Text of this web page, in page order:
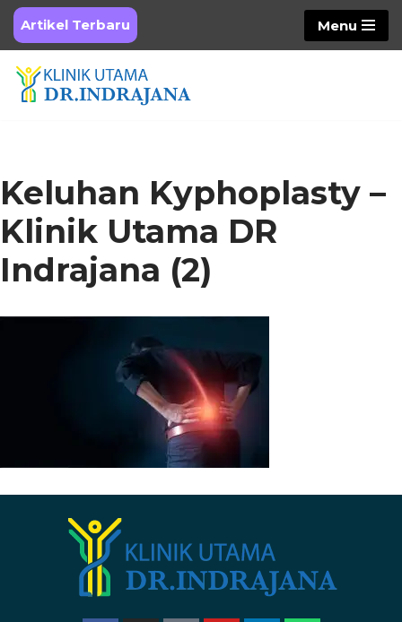
Skip
to
content
Artikel Terbaru Menu
Keluhan Kyphoplasty –
Klinik Utama DR
Indrajana (2)